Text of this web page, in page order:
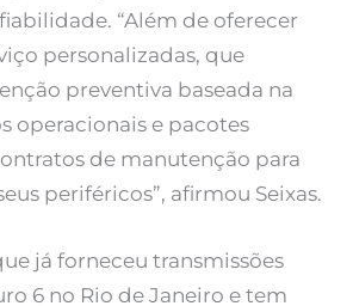
“Além de oferecer
personalizadas, que
preventiva baseada na
operacionais e pacotes
de manutenção para
periféricos”, afirmou Seixas.
já forneceu transmissões
6 no Rio de Janeiro e tem